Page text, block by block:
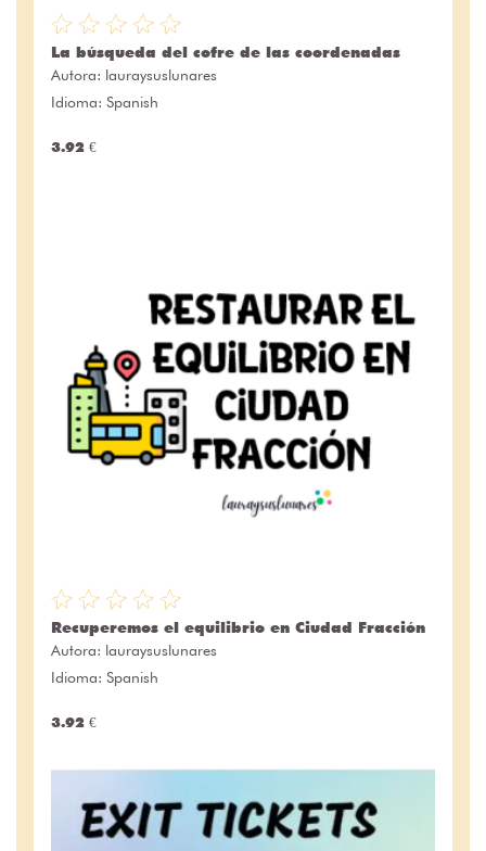
La búsqueda del cofre de las coordenadas
Autora: lauraysuslunares
Idioma: Spanish
3.92 €
Recuperemos el equilibrio en Ciudad Fracción
Autora: lauraysuslunares
Idioma: Spanish
3.92 €